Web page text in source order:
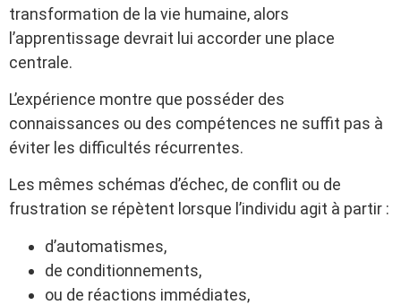
transformation de la vie humaine, alors
l’apprentissage devrait lui accorder une place
centrale.
L’expérience montre que posséder des
connaissances ou des compétences ne suffit pas à
éviter les difficultés récurrentes.
Les mêmes schémas d’échec, de conflit ou de
frustration se répètent lorsque l’individu agit à partir :
d’automatismes,
de conditionnements,
ou de réactions immédiates,